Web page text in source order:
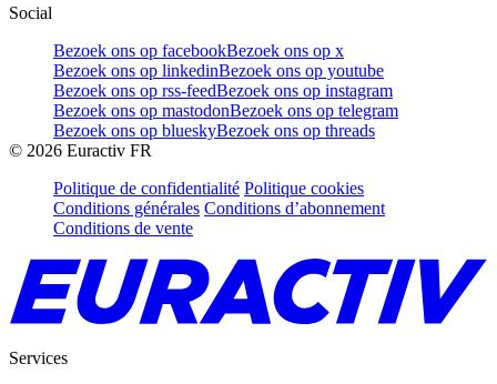
Social
Bezoek ons op facebookBezoek ons op x
Bezoek ons op linkedinBezoek ons op youtube
Bezoek ons op rss-feedBezoek ons op instagram
Bezoek ons op mastodonBezoek ons op telegram
Bezoek ons op blueskyBezoek ons op threads
© 2026 Euractiv FR
Politique de confidentialité Politique cookies
Conditions générales Conditions d’abonnement
Conditions de vente
Services